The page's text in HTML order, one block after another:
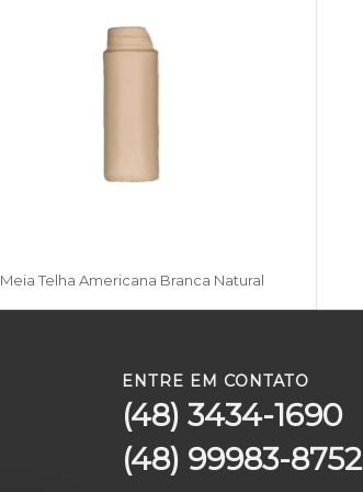
Meia Telha Americana Branca Natural
ENTRE EM CONTATO
(48) 3434-1690
(48) 99983-8752